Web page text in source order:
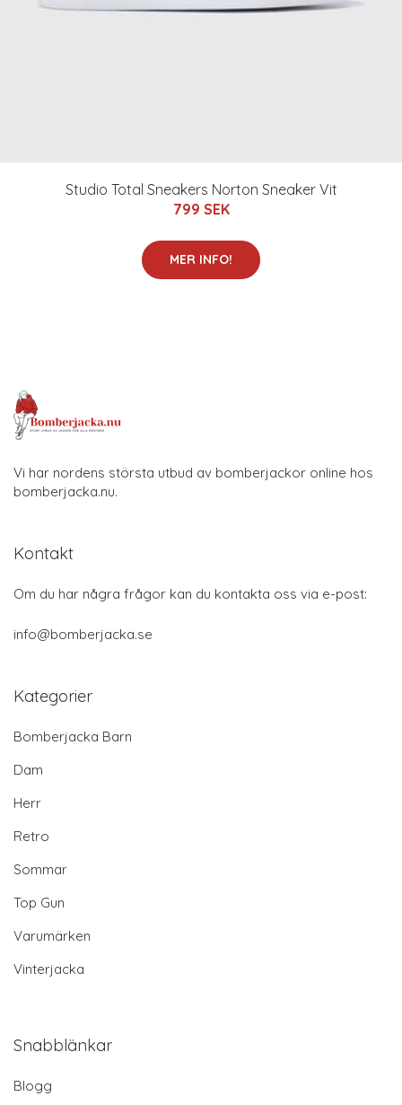
Studio Total Sneakers Norton Sneaker Vit
799 SEK
MER INFO!
Vi har nordens största utbud av bomberjackor online hos
bomberjacka.nu.
Kontakt
Om du har några frågor kan du kontakta oss via e-post:
info@bomberjacka.se
Kategorier
Bomberjacka Barn
Dam
Herr
Retro
Sommar
Top Gun
Varumärken
Vinterjacka
Snabblänkar
Blogg